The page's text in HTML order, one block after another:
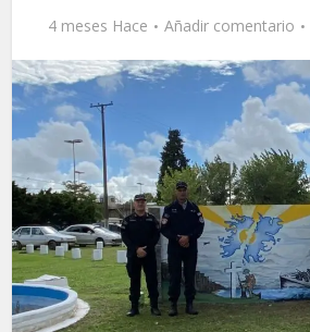
4 meses Hace Añadir comentario